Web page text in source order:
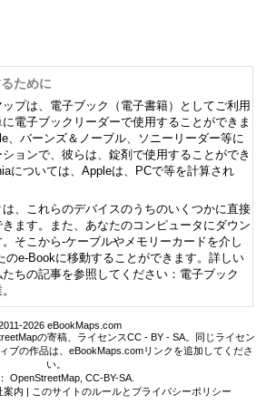
ために
プは、電子ブック（電子書籍）としてご利用
電子ブックリーダーで使用することができま
、バーンズ＆ノーブル、ソニーリーダー等に
ョンで、彼らは、錠剤で使用することができ
については、Appleは、PCで等を計算され
、これらのデバイスのうちのいくつかに直接
ます。また、あなたのコンピュータにダウン
そこから-ケーブルやメモリーカードを介し
のe-Bookに移動することができます。詳しい
ちの記事を参照してください：電子ブック
2026 eBookMaps.com
の寄稿、ライセンスCC - BY - SA。同じライセン
ブの作品は、eBookMaps.comリンクを追加してくださ
い。
OpenStreetMap ,CC-BY-SA
案内 | このサイトのルールとプライバシーポリシー